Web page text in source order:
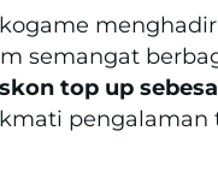
semangat
top up
pengalaman